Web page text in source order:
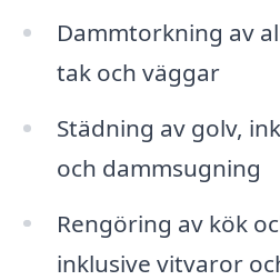
Dammtorkning av
tak och väggar
Städning av golv,
och dammsugning
Rengöring av kök
inklusive vitvaror